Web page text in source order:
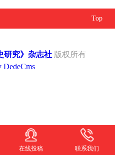
Top
研究》杂志社 版权所有
DedeCms
在线投稿 联系我们